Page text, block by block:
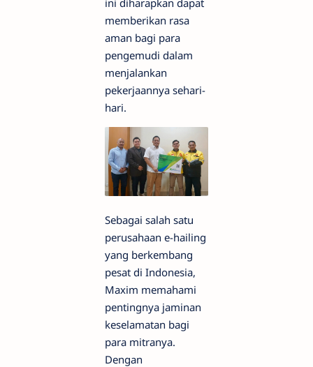
ini diharapkan dapat
memberikan rasa
aman bagi para
pengemudi dalam
menjalankan
pekerjaannya sehari-
hari.
Sebagai salah satu
perusahaan e-hailing
yang berkembang
pesat di Indonesia,
Maxim memahami
pentingnya jaminan
keselamatan bagi
para mitranya.
Dengan